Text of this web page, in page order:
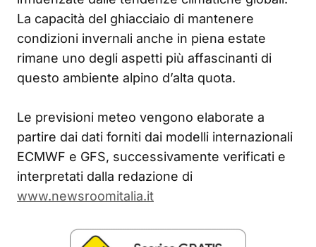
La capacità del ghiacciaio di mantenere
condizioni invernali anche in piena estate
rimane uno degli aspetti più affascinanti di
questo ambiente alpino d’alta quota.
Le previsioni meteo vengono elaborate a
partire dai dati forniti dai modelli internazionali
ECMWF e GFS, successivamente verificati e
interpretati dalla redazione di
www.newsroomitalia.it